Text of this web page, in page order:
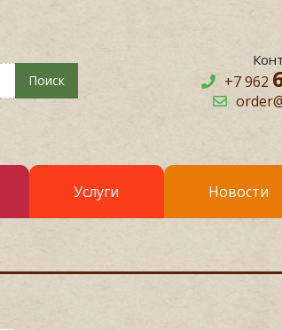
Поиск +7 962
Услуги Новости